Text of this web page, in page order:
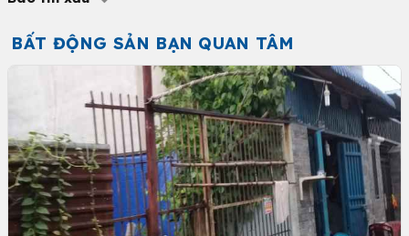
BẤT ĐỘNG SẢN BẠN QUAN TÂM